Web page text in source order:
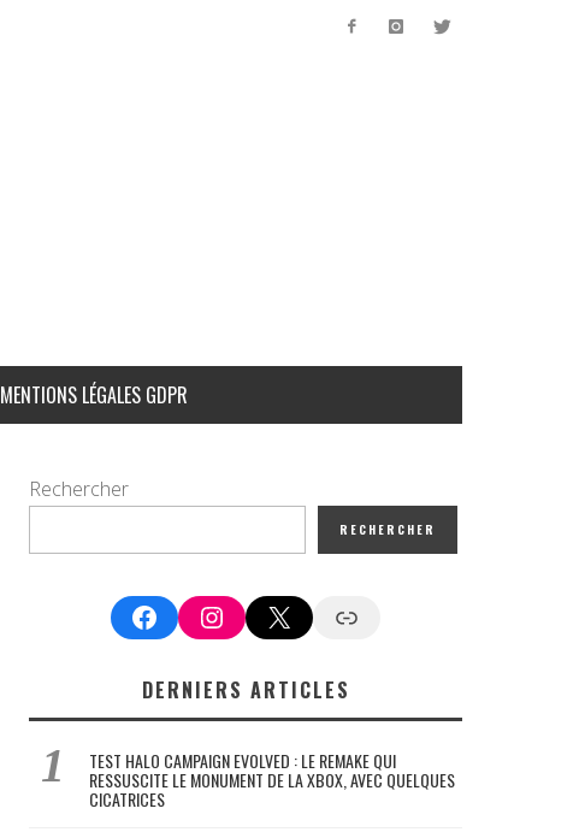
MENTIONS LÉGALES GDPR
Rechercher
RECHERCHER
FacebookInstagram
X Google News
DERNIERS ARTICLES
TEST HALO CAMPAIGN EVOLVED : LE REMAKE QUI
RESSUSCITE LE MONUMENT DE LA XBOX, AVEC QUELQUES
CICATRICES